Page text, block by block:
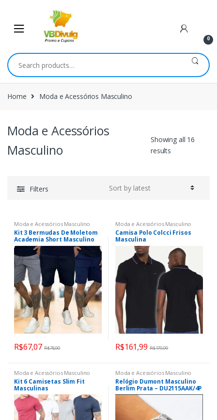
navigation
content
0
Search
for:
Home Moda e Acessórios Masculino
Moda e Acessórios
Masculino
Showing all 16
results
Filters
Moda e Acessórios Masculino
Kit 3 Bermudas De Moletom
Academia Short Masculino
De Treino
R$67,07 R$78,90
Moda e Acessórios Masculino
Camisa Polo Colcci Frisos
Masculina
R$161,99 R$179,99
Moda e Acessórios Masculino
Kit 6 Camisetas Slim Fit
Masculinas
Moda e Acessórios Masculino
Relógio Dumont Masculino
Berlim Prata – DU2115AAK/4P